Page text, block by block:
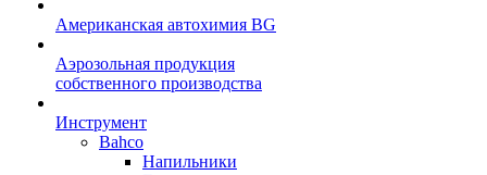
Американская автохимия BG
Аэрозольная продукция
собственного производства
Инструмент
Bahco
Напильники